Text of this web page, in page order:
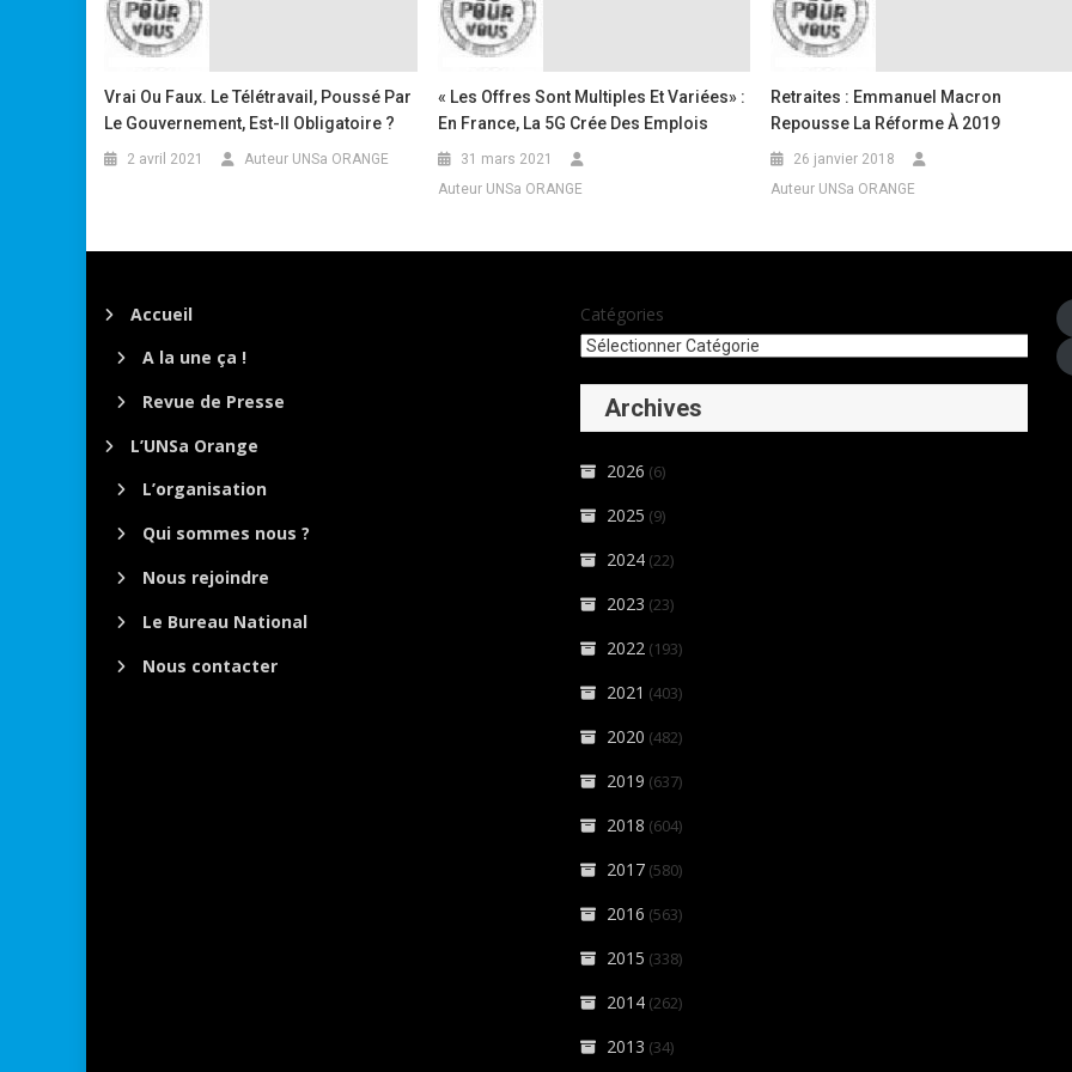
Vrai Ou Faux. Le Télétravail, Poussé Par
Le Gouvernement, Est-Il Obligatoire ?
2 avril 2021 Auteur UNSa ORANGE
« Les Offres Sont Multiples Et Variées» :
En France, La 5G Crée Des Emplois
31 mars 2021
Auteur UNSa ORANGE
Retraites : Emmanuel Macron
Repousse La Réforme À 2019
26 janvier 2018
Auteur UNSa ORANGE
Accueil
A la une ça !
Revue de Presse
L’UNSa Orange
L’organisation
Qui sommes nous ?
Nous rejoindre
Le Bureau National
Nous contacter
Catégories
Archives
2026 (6)
2025 (9)
2024 (22)
2023 (23)
2022 (193)
2021 (403)
2020 (482)
2019 (637)
2018 (604)
2017 (580)
2016 (563)
2015 (338)
2014 (262)
2013 (34)